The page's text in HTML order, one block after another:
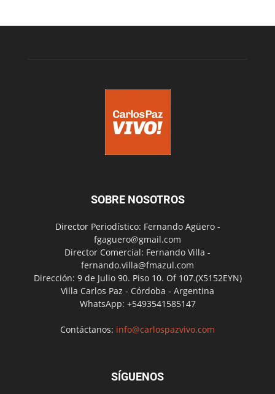
SOBRE NOSOTROS
Director Periodístico: Fernando Agüero -
fgaguero@gmail.com
Director Comercial: Fernando Villa -
fernando.villa@fmazul.com
Dirección: 9 de Julio 90. Piso 10. Of 107.(X5152EYN)
Villa Carlos Paz - Córdoba - Argentina
WhatsApp: +5493541585147
Contáctanos: info@carlospazvivo.com
SÍGUENOS